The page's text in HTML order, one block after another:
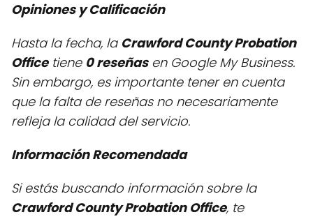
Opiniones y Calificación
Hasta la fecha, la Crawford County Probation
Officetiene 0 reseñasen Google My Business.
Sin embargo, es importante tener en cuenta
que la falta de reseñas no necesariamente
refleja la calidad del servicio.
Información Recomendada
Si estás buscando información sobre la
Crawford County Probation Office, te